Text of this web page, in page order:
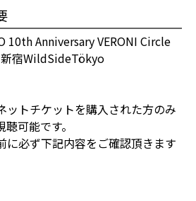
10th Anniversary VERONI Circle
宿WildSideTökyo
トチケットを購入された方のみ
可能です。
必ず下記内容をご確認頂きます